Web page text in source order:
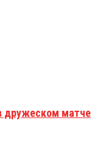
дружеском матче